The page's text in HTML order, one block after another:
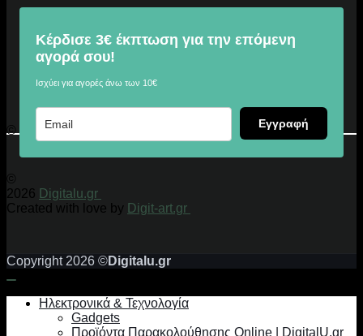
Κέρδισε 3€ έκπτωση για την επόμενη
αγορά σου!
Ισχύει για αγορές άνω των 10€
Εγγραφή
© 2026 Digitalu.gr
©
2026 Digitalu.gr
Created with love by Digit-art.gr
Copyright 2026 ©Digitalu.gr
Ηλεκτρονικά & Τεχνολογία
Gadgets
Προϊόντα Παρακολούθησης Online | DigitalU.gr